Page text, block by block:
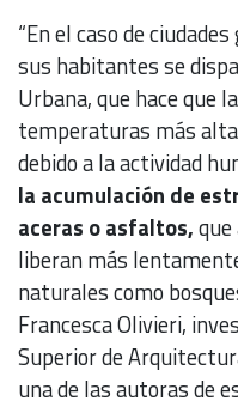
“En el caso de
sus habitantes se
Urbana, que hace que
temperaturas más
debido a la actividad
la acumulación de
aceras o asfaltos,
liberan más
naturales como
Francesca Olivieri,
Superior de
una de las autoras de